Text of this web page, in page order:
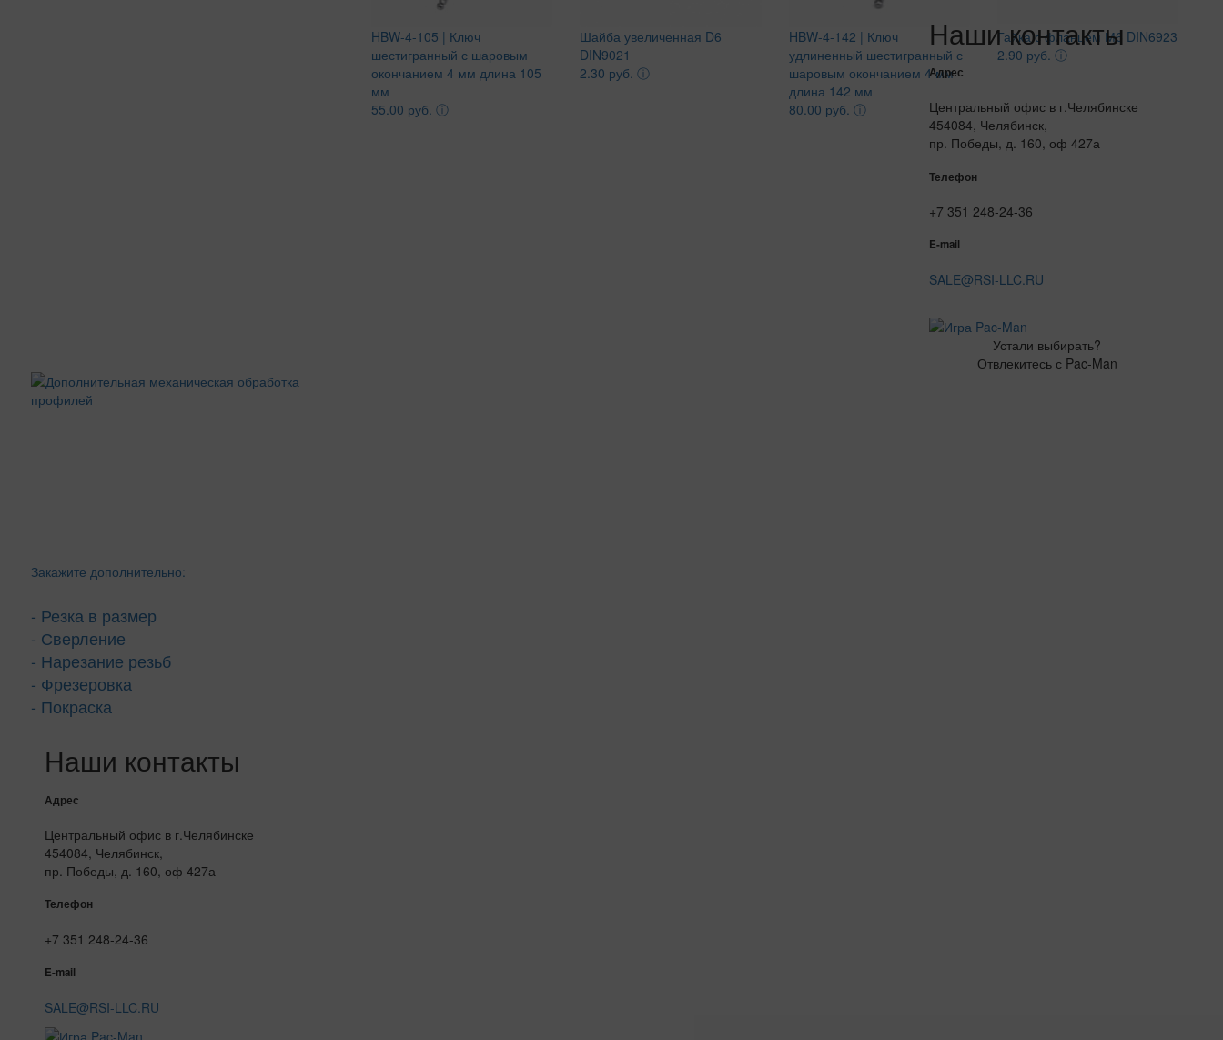
HBW-4-105 | Ключ
шестигранный с шаровым
окончанием 4 мм длина 105
мм
55.00 руб. ⓘ
Шайба увеличенная D6
DIN9021
2.30 руб.ⓘ
HBW-4-142 | Ключ
удлиненный шестигранный с
шаровым окончанием 4 мм
длина 142 мм
80.00 руб. ⓘ
Гайка с фланцем М6 DIN6923
2.90 руб. ⓘ
Наши контакты
Адрес
Центральный офис в г.Челябинске
454084, Челябинск,
пр. Победы, д. 160, оф 427а
Телефон
+7 351 248-24-36
E-mail
SALE@RSI-LLC.RU
Устали выбирать?
Отвлекитесь с Pac-Man
Закажите дополнительно:
- Резка в размер
- Сверление
- Нарезание резьб
- Фрезеровка
- Покраска
Наши контакты
Адрес
Центральный офис в г.Челябинске
454084, Челябинск,
пр. Победы, д. 160, оф 427а
Телефон
+7 351 248-24-36
E-mail
SALE@RSI-LLC.RU